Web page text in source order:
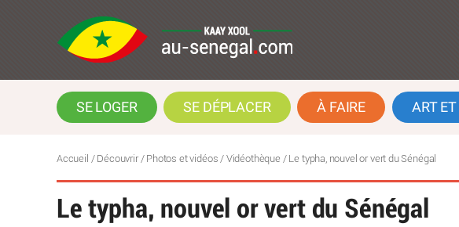
SE LOGER SE DÉPLACER À FAIRE ART
Accueil / Découvrir/ Photos et vidéos / Vidéothèque / Le typha, nouvel or vert du Sénégal
Le typha, nouvel or vert du Sénégal